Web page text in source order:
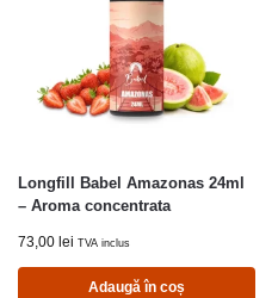
Longfill Babel Amazonas 24ml
– Aroma concentrata
73,00 lei TVA inclus
Adaugă în coș